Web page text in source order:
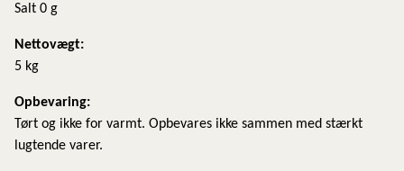
Salt 0 g
Nettovægt:
5 kg
​Opbevaring:
Tørt og ikke for varmt. Opbevares ikke sammen med stærkt
lugtende varer.